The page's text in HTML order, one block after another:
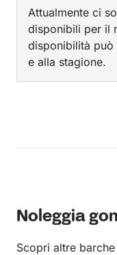
Attualmente ci
disponibili per il
disponibilità può
e alla stagione.
Noleggia
Scopri altre